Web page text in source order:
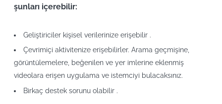
şunları içerebilir:
Geliştiriciler kişisel verilerinize erişebilir .
Çevrimiçi aktivitenize erişebilirler. Arama geçmişine,
görüntülemelere, beğenilen ve yer imlerine eklenmiş
videolara erişen uygulama ve istemciyi bulacaksınız.
Birkaç destek sorunu olabilir .